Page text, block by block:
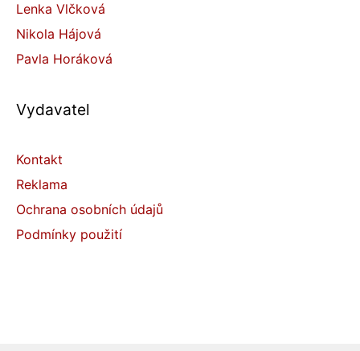
Lenka Vlčková
Nikola Hájová
Pavla Horáková
Vydavatel
Kontakt
Reklama
Ochrana osobních údajů
Podmínky použití